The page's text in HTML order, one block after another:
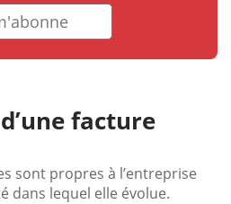
facture
sont propres à l’entreprise
dans lequel elle évolue.